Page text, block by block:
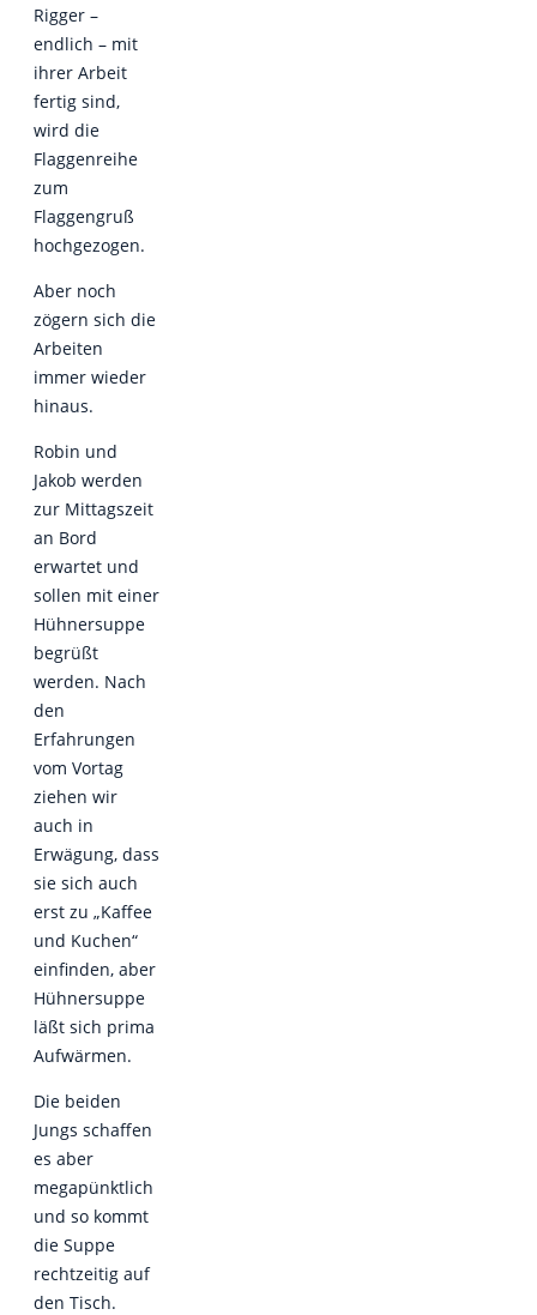
Rigger –
endlich – mit
ihrer Arbeit
fertig sind,
wird die
Flaggenreihe
zum
Flaggengruß
hochgezogen.
Aber noch
zögern sich die
Arbeiten
immer wieder
hinaus.
Robin und
Jakob werden
zur Mittagszeit
an Bord
erwartet und
sollen mit einer
Hühnersuppe
begrüßt
werden. Nach
den
Erfahrungen
vom Vortag
ziehen wir
auch in
Erwägung, dass
sie sich auch
erst zu „Kaffee
und Kuchen“
einfinden, aber
Hühnersuppe
läßt sich prima
Aufwärmen.
Die beiden
Jungs schaffen
es aber
megapünktlich
und so kommt
die Suppe
rechtzeitig auf
den Tisch.